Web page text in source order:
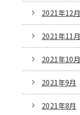
2021年12月
2021年11月
2021年10月
2021年9月
2021年8月